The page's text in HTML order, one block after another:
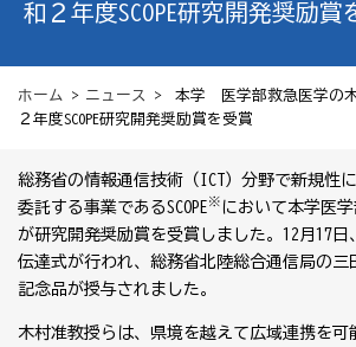
和２年度SCOPE研究開発奨励賞
ホーム > ニュース
> 本学 医学部救急医学の
２年度SCOPE研究開発奨励賞を受賞
総務省の情報通信技術（ICT）分野で新規性
委託する事業であるSCOPE ※ において本学医
が研究開発奨励賞を受賞しました。12月17日
伝達式が行われ、総務省北陸総合通信局の三
記念品が授与されました。
木村准教授らは、県境を越えて広域連携を可